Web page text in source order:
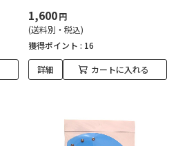
1,600円
(送料別・税込)
獲得ポイント : 16
詳細 カートに入れる